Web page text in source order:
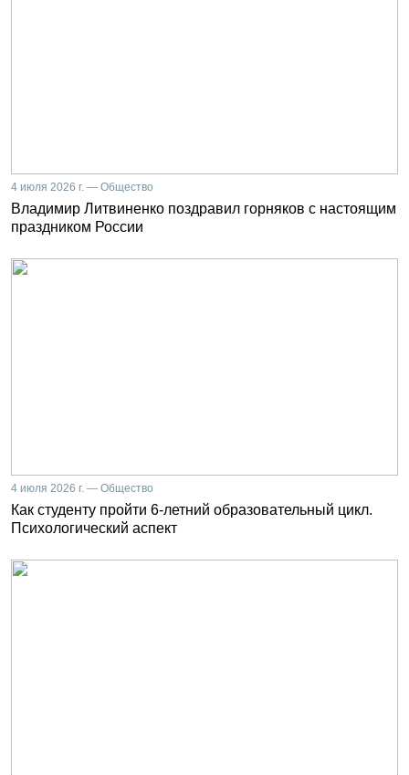
4 июля 2026 г. — Общество
Владимир Литвиненко поздравил горняков с настоящим
праздником России
4 июля 2026 г. — Общество
Как студенту пройти 6-летний образовательный цикл.
Психологический аспект